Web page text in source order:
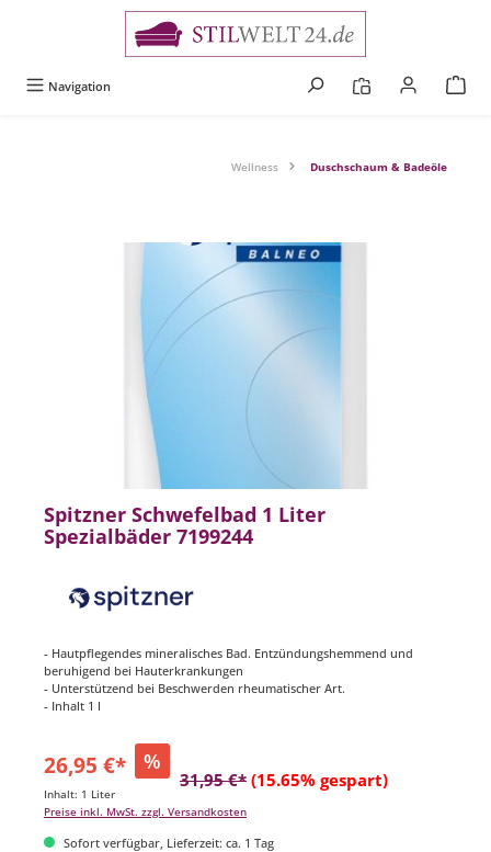
Navigation
Wellness Duschschaum & Badeöle
Bildergalerie überspringen
Spitzner Schwefelbad 1 Liter
Spezialbäder 7199244
- Hautpflegendes mineralisches Bad. Entzündungshemmend und
beruhigend bei Hauterkrankungen
- Unterstützend bei Beschwerden rheumatischer Art.
- Inhalt 1 l
26,95 €* %
31,95 €* (15.65% gespart)
Inhalt: 1 Liter
Preise inkl. MwSt. zzgl. Versandkosten
Sofort verfügbar, Lieferzeit: ca. 1 Tag